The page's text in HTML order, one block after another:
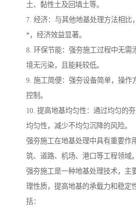
土、黏性土及回填土等。
7. 经济：与其他地基处理方法相比
*，经济效益显著。
8. 环保节能：强夯施工过程中无需
境无污染，且能耗较低。
9. 施工简便：强夯设备简单，操作
控制。
10. 提高地基均匀性：通过均匀的
均匀性，减少不均匀沉降的风险。
强夯施工在地基处理中具有重要作
筑、道路、机场、港口等工程领域。
强夯施工是一种地基处理技术，主
理性质，提高地基的承载力和稳定
括：